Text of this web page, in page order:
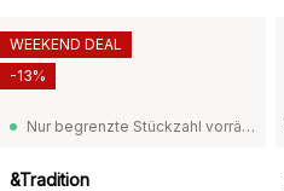
Nur begrenzte Stückzahl vorrätig
&Tradition
WEEKEND DEAL
-13%